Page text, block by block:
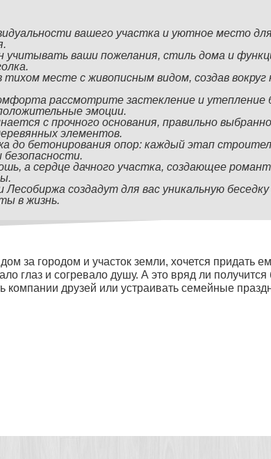
вашего участка и уютное место
учитывать ваши пожелания, стиль дома и
месте с живописным видом, создав вокруг
рассмотрите застекление и
эмоции.
с прочного основания, правильно
элементов.
до бетонирования опор: каждый этап
безопасности.
а сердце дачного участка, создающее
создадут для вас уникальную
в жизнь.
за городом и участок земли, хочется придать
глаз и согревало душу. А это вряд ли
компании друзей или устраивать семейные